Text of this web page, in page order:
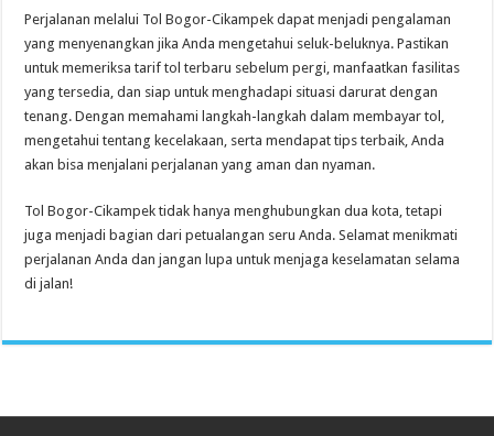
Perjalanan melalui Tol Bogor-Cikampek dapat menjadi pengalaman
yang menyenangkan jika Anda mengetahui seluk-beluknya. Pastikan
untuk memeriksa tarif tol terbaru sebelum pergi, manfaatkan fasilitas
yang tersedia, dan siap untuk menghadapi situasi darurat dengan
tenang. Dengan memahami langkah-langkah dalam membayar tol,
mengetahui tentang kecelakaan, serta mendapat tips terbaik, Anda
akan bisa menjalani perjalanan yang aman dan nyaman.
Tol Bogor-Cikampek tidak hanya menghubungkan dua kota, tetapi
juga menjadi bagian dari petualangan seru Anda. Selamat menikmati
perjalanan Anda dan jangan lupa untuk menjaga keselamatan selama
di jalan!